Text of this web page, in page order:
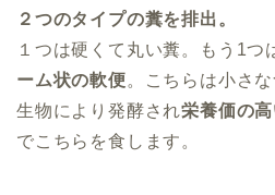
２つのタイプの糞を排出。
１つは硬くて丸い糞。もう1つ
ーム状の軟便。こちらは小さ
生物により発酵され栄養価の
でこちらを食します。